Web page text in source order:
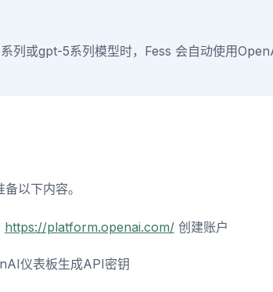
列或gpt-5系列模型时，Fess 会自动使用
以下内容。
https://platform.openai.com/创建账户
仪表板生成API密钥